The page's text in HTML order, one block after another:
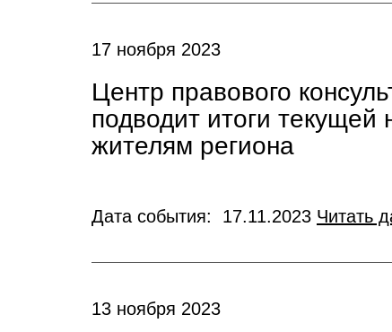
17 ноября 2023
Центр правового
подводит итоги
жителям региона
Дата события: 17.11.2023 Читать
13 ноября 2023